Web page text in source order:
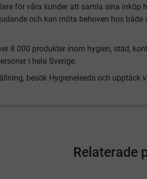
för våra kunder att samla sina inköp
och kan möta behoven hos
8 000 produkter inom hygien, städ,
i hela Sverige.
besök Hygieneleeds och upptäck
Relaterade